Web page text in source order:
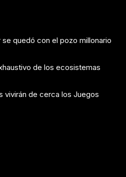
quedó con el pozo millonario
de los ecosistemas
vivirán de cerca los Juegos